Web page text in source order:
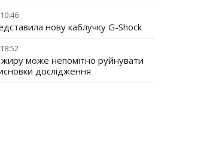
нову каблучку G-Shock
може непомітно руйнувати
дослідження